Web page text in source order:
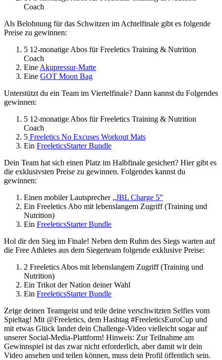
Coach
Als Belohnung für das Schwitzen im Achtelfinale gibt es folgende
Preise zu gewinnen:
5 12-monatige Abos für Freeletics Training & Nutrition
Coach
Eine Akupressur-Matte
Eine GOT Moon Bag
Unterstützt du ein Team im Viertelfinale? Dann kannst du Folgendes
gewinnen:
5 12-monatige Abos für Freeletics Training & Nutrition
Coach
5 Freeletics No Excuses Workout Mats
Ein FreeleticsStarter Bundle
Dein Team hat sich einen Platz im Halbfinale gesichert? Hier gibt es
die exklusivsten Preise zu gewinnen. Folgendes kannst du
gewinnen:
Einen mobiler Lautsprecher „JBL Charge 5”
Ein Freeletics Abo mit lebenslangem Zugriff (Training und
Nutrition)
Ein FreeleticsStarter Bundle
Hol dir den Sieg im Finale! Neben dem Ruhm des Siegs warten auf
die Free Athletes aus dem Siegerteam folgende exklusive Preise:
2 Freeletics Abos mit lebenslangem Zugriff (Training und
Nutrition)
Ein Trikot der Nation deiner Wahl
Ein FreeleticsStarter Bundle
Zeige deinen Teamgeist und teile deine verschwitzten Selfies vom
Spieltag! Mit @Freeletics, dem Hashtag #FreeleticsEuroCup und
mit etwas Glück landet dein Challenge-Video vielleicht sogar auf
unserer Social-Media-Plattform! Hinweis: Zur Teilnahme am
Gewinnspiel ist das zwar nicht erforderlich, aber damit wir dein
Video ansehen und teilen können, muss dein Profil öffentlich sein.